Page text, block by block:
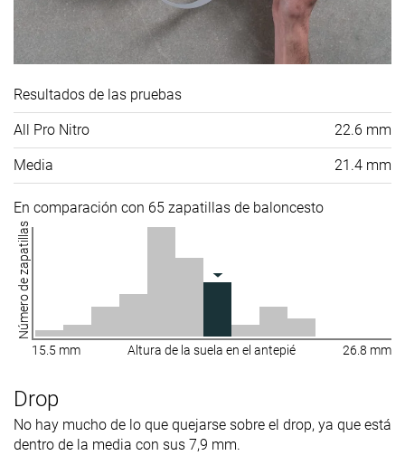
Resultados de las pruebas
All Pro Nitro 22.6 mm
Media 21.4 mm
En comparación con 65 zapatillas de baloncesto
Número de zapatillas
15.5 mm Altura de la suela en el antepié 26.8 mm
Drop
No hay mucho de lo que quejarse sobre el drop, ya que está
dentro de la media con sus 7,9 mm.